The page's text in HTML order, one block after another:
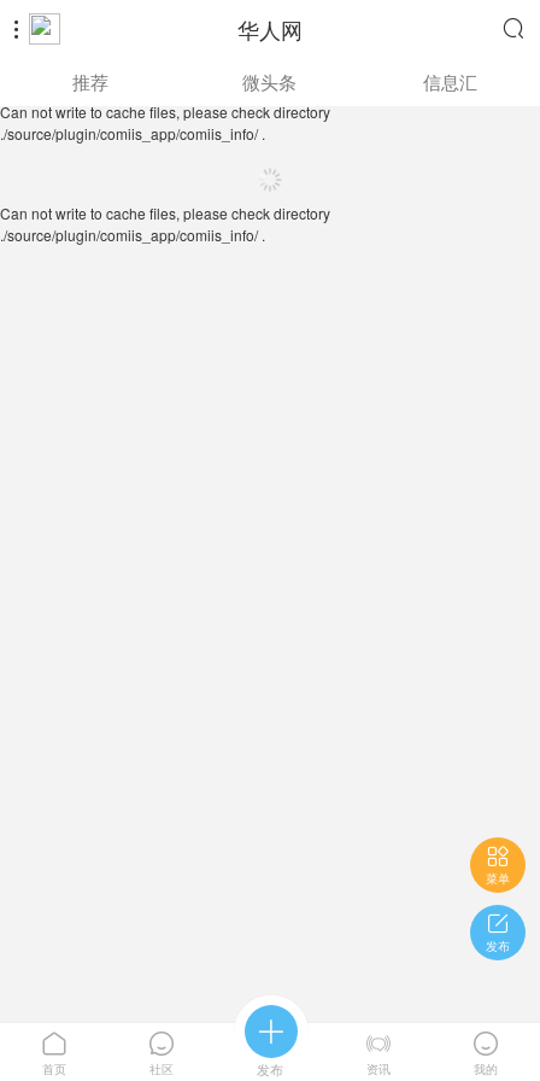
 华人网 
./source/plugin/comiis_app/comiis_info/ .
推荐 微头条 信息汇
Can not write to cache files, please check directory
./source/plugin/comiis_app/comiis_info/ .

菜单

发布

首页

社区

发布

资讯

我的
Can not write to cache files, please check directory
./source/plugin/comiis_app/comiis_info/ .